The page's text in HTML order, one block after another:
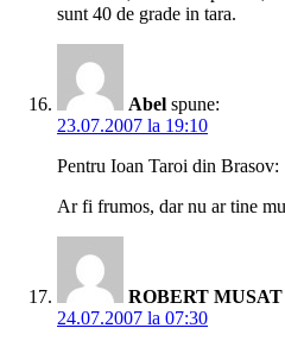
sunt 40 de grade in tara.
Abel spune:
23.07.2007 la 19:10
Pentru Ioan Taroi din Brasov:
Ar fi frumos, dar nu ar tine
ROBERT MUSAT
24.07.2007 la 07:30